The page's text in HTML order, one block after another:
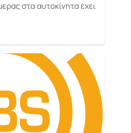
στα αυτοκίνητα έχει